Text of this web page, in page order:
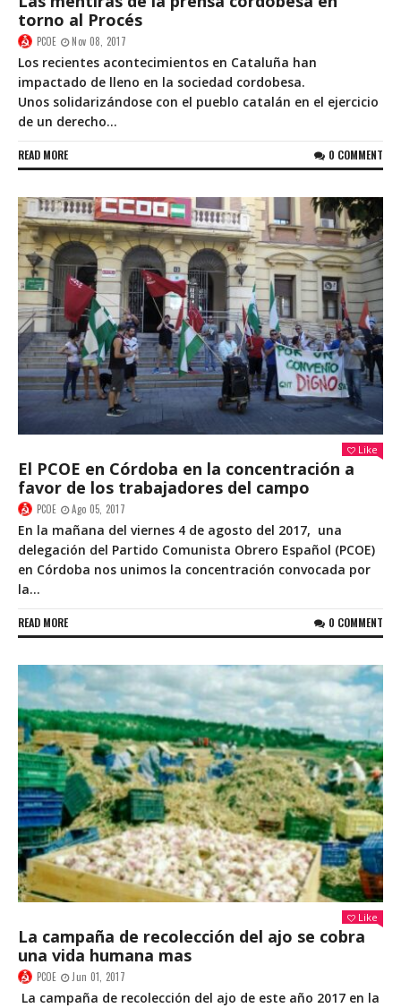
torno al Procés
PCOE Nov 08, 2017
Los recientes acontecimientos en Cataluña han
impactado de lleno en la sociedad cordobesa.
Unos solidarizándose con el pueblo catalán en el ejercicio
de un derecho...
READ MORE 0 COMMENT
Like
El PCOE en Córdoba en la concentración a
favor de los trabajadores del campo
PCOE Ago 05, 2017
En la mañana del viernes 4 de agosto del 2017, una
delegación del Partido Comunista Obrero Español (PCOE)
en Córdoba nos unimos la concentración convocada por
la...
READ MORE 0 COMMENT
Like
La campaña de recolección del ajo se cobra
una vida humana mas
PCOE Jun 01, 2017
La campaña de recolección del ajo de este año 2017 en la